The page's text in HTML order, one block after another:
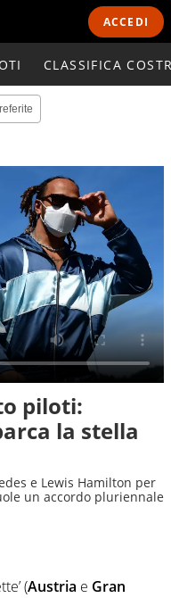
ACCEDI
CLASSIFICA
piloti:
la stella
e Lewis Hamilton per
un accordo pluriennale
(Austria e Gran